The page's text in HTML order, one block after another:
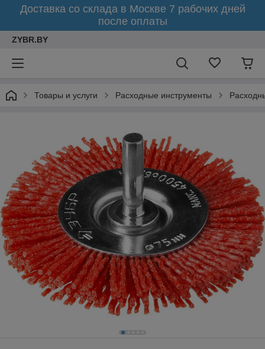
Доставка со склада в Москве 7 рабочих дней
после оплаты
ZYBR.BY
Товары и услуги Расходные инструменты